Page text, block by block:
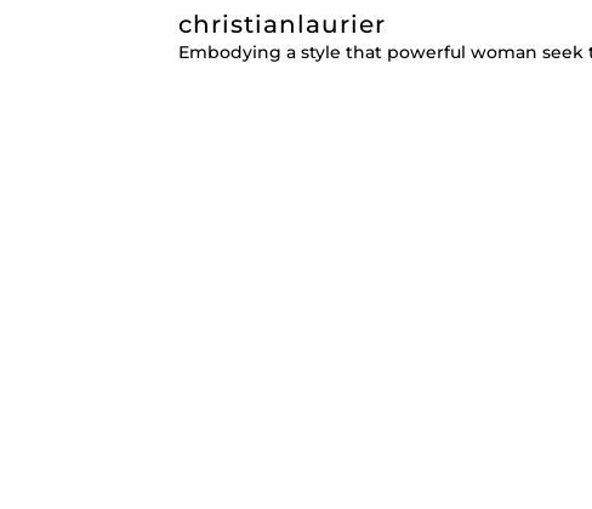
christianlaurier
Embodying a style that powerful woman